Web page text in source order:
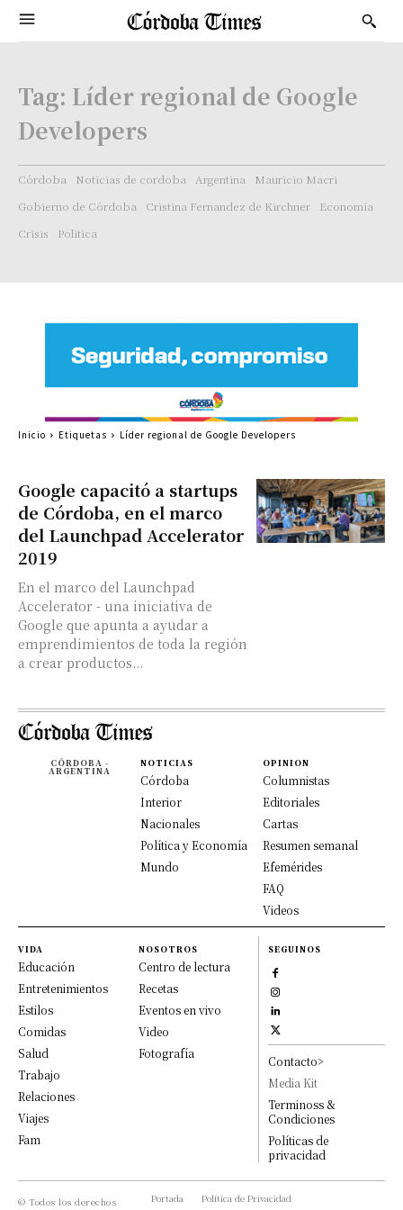
Tag: Líder regional de Google
Developers
Córdoba Noticias de cordoba Argentina
Mauricio Macri
Gobierno de Córdoba
Cristina Fernandez de Kirchner
Economía
Crisis
Politica
Google capacitó a startups
de Córdoba, en el marco
del Launchpad Accelerator
2019
En el marco del Launchpad
Accelerator - una iniciativa de
Google que apunta a ayudar a
emprendimientos de toda la región
a crear productos...
Inicio Etiquetas Líder regional de Google Developers
CÓRDOBA -
ARGENTINA
NOTICIAS
Córdoba
Interior
Nacionales
Política y Economía
Mundo
OPINION
Columnistas
Editoriales
Cartas
Resumen semanal
Efemérides
FAQ
Videos
VIDA
Educación
Entretenimientos
Estilos
Comidas
Salud
Trabajo
Relaciones
Viajes
Fam
NOSOTROS
Centro de lectura
Recetas
Eventos en vivo
Video
Fotografía
SEGUINOS
Contacto>
Media Kit
Terminoss &
Condiciones
Políticas de
privacidad
© Todos los derechos
Portada
Política de Privacidad